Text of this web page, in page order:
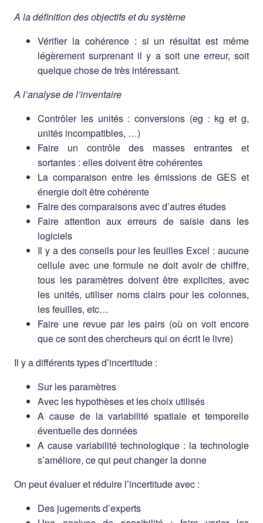
A la définition des objectifs et du système
Vérifier la cohérence : si un résultat est même
légèrement surprenant il y a soit une erreur, soit
quelque chose de très intéressant.
A l’analyse de l’inventaire
Contrôler les unités : conversions (eg : kg et g,
unités incompatibles, …)
Faire un contrôle des masses entrantes et
sortantes : elles doivent être cohérentes
La comparaison entre les émissions de GES et
énergie doit être cohérente
Faire des comparaisons avec d’autres études
Faire attention aux erreurs de saisie dans les
logiciels
Il y a des conseils pour les feuilles Excel : aucune
cellule avec une formule ne doit avoir de chiffre,
tous les paramètres doivent être explicites, avec
les unités, utiliser noms clairs pour les colonnes,
les feuilles, etc…
Faire une revue par les pairs (où on voit encore
que ce sont des chercheurs qui on écrit le livre)
Il y a différents types d’incertitude :
Sur les paramètres
Avec les hypothèses et les choix utilisés
A cause de la variabilité spatiale et temporelle
éventuelle des données
A cause variabilité technologique : la technologie
s’améliore, ce qui peut changer la donne
On peut évaluer et réduire l’incertitude avec :
Des jugements d’experts